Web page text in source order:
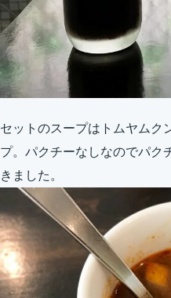
セットのスープはトムヤムク
プ。パクチーなしなのでパク
きました。